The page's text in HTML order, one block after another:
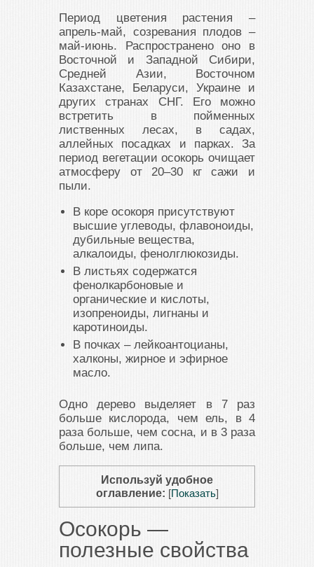
Период цветения растения –
апрель-май, созревания плодов –
май-июнь. Распространено оно в
Восточной и Западной Сибири,
Средней Азии, Восточном
Казахстане, Беларуси, Украине и
других странах СНГ. Его можно
встретить в пойменных
лиственных лесах, в садах,
аллейных посадках и парках. За
период вегетации осокорь очищает
атмосферу от 20–30 кг сажи и
пыли.
В коре осокоря присутствуют
высшие углеводы, флавоноиды,
дубильные вещества,
алкалоиды, фенолглюкозиды.
В листьях содержатся
фенолкарбоновые и
органические и кислоты,
изопреноиды, лигнаны и
каротиноиды.
В почках – лейкоантоцианы,
халконы, жирное и эфирное
масло.
Одно дерево выделяет в 7 раз
больше кислорода, чем ель, в 4
раза больше, чем сосна, и в 3 раза
больше, чем липа.
Используй удобное
оглавление: [Показать]
Осокорь —
полезные свойства